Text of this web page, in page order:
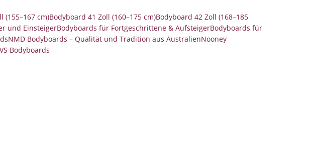
(155–167 cm)Bodyboard 41 Zoll (160–175 cm)Bodyboard 42 Zoll (168–185
und EinsteigerBodyboards für Fortgeschrittene & AufsteigerBodyboards für
NMD Bodyboards – Qualität und Tradition aus AustralienNooney
VS Bodyboards